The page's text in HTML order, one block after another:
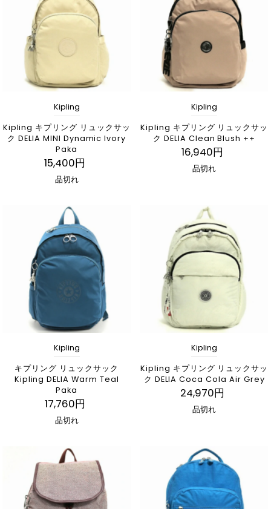
Kipling
Kipling キプリング リュックサッ
ク DELIA MINI Dynamic Ivory
Paka
15,400円
品切れ
Kipling
Kipling キプリング リュックサッ
ク DELIA Clean Blush ++
16,940円
品切れ
Kipling
キプリング リュックサック
Kipling DELIA Warm Teal
Paka
17,760円
品切れ
Kipling
Kipling キプリング リュックサッ
ク DELIA Coca Cola Air Grey
24,970円
品切れ